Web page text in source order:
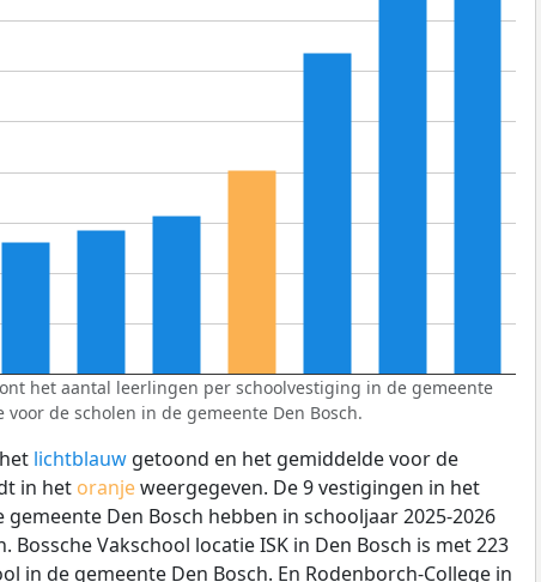
het aantal leerlingen per schoolvestiging in de gemeente
de scholen in de gemeente Den Bosch.
lichtblauw getoond en het gemiddelde voor de
in het oranjeweergegeven. De 9 vestigingen in het
Den Bosch hebben in schooljaar 2025-2026
Bossche Vakschool locatie ISK in Den Bosch is met 223
in de gemeente Den Bosch. En Rodenborch-College in